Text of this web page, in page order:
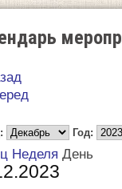
Год:
Неделя День